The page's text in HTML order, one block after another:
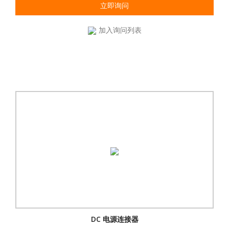
立即询问
加入询问列表
DC 电源连接器